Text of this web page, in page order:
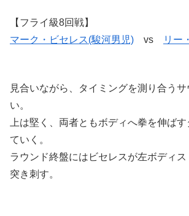
【フライ級8回戦】
マーク・ビセレス(駿河男児) vs リー
見合いながら、タイミングを測り合う
い。
上は堅く、両者ともボディへ拳を伸ば
ていく。
ラウンド終盤にはビセレスが左ボディ
突き刺す。